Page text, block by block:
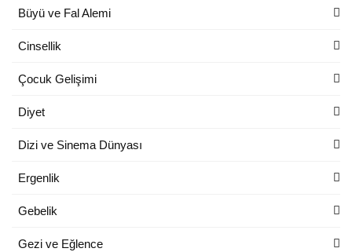
Büyü ve Fal Alemi
Cinsellik
Çocuk Gelişimi
Diyet
Dizi ve Sinema Dünyası
Ergenlik
Gebelik
Gezi ve Eğlence